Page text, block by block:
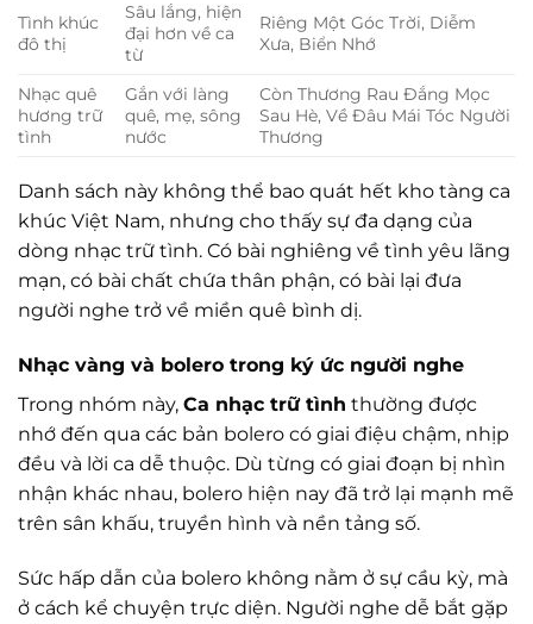
Tình khúc
đô thị
Sâu lắng, hiện
đại hơn về ca
từ
Riêng Một Góc Trời, Diễm
Xưa, Biển Nhớ
Nhạc quê
hương trữ
tình
Gắn với làng
quê, mẹ, sông
nước
Còn Thương Rau Đắng Mọc
Sau Hè, Về Đâu Mái Tóc Người
Thương
Danh sách này không thể bao quát hết kho tàng ca
khúc Việt Nam, nhưng cho thấy sự đa dạng của
dòng nhạc trữ tình. Có bài nghiêng về tình yêu lãng
mạn, có bài chất chứa thân phận, có bài lại đưa
người nghe trở về miền quê bình dị.
Nhạc vàng và bolero trong ký ức người nghe
Trong nhóm này, Ca nhạc trữ tình thường được
nhớ đến qua các bản bolero có giai điệu chậm, nhịp
đều và lời ca dễ thuộc. Dù từng có giai đoạn bị nhìn
nhận khác nhau, bolero hiện nay đã trở lại mạnh mẽ
trên sân khấu, truyền hình và nền tảng số.
Sức hấp dẫn của bolero không nằm ở sự cầu kỳ, mà
ở cách kể chuyện trực diện. Người nghe dễ bắt gặp